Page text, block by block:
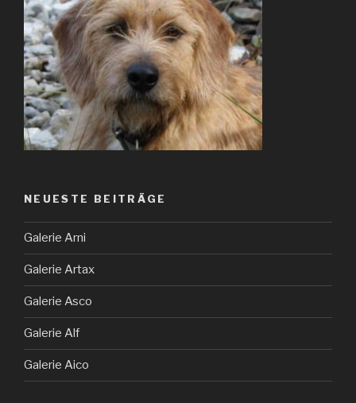
NEUESTE BEITRÄGE
Galerie Arni
Galerie Artax
Galerie Asco
Galerie Alf
Galerie Aico